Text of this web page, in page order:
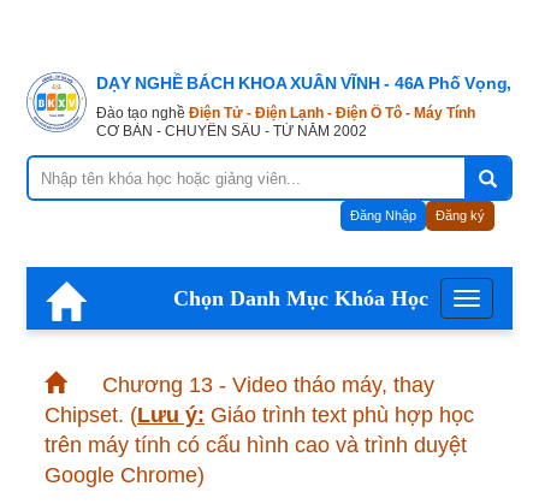
DẠY NGHỀ BÁCH KHOA XUÂN VĨNH - 46A Phố Vọng,
Đào tạo nghề Điện Tử - Điện Lạnh - Điện Ô Tô - Máy Tính
CƠ BẢN - CHUYÊN SÂU - TỪ NĂM 2002
Đăng Nhập Đăng ký
Menu
Chọn Danh Mục Khóa Học
Chương 13 - Video tháo máy, thay
Chipset. (Lưu ý: Giáo trình text phù hợp học
trên máy tính có cấu hình cao và trình duyệt
Google Chrome)